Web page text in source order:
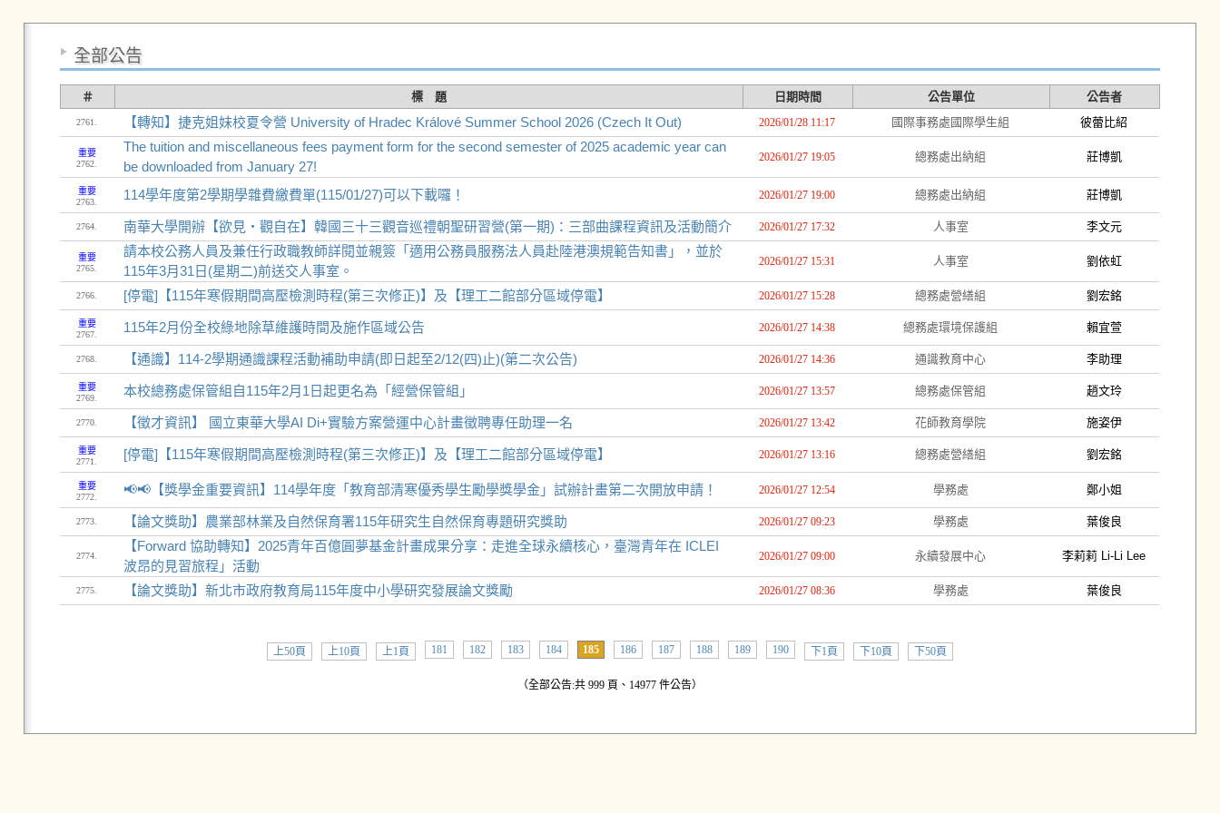
全部公告
＃ 標 題 日期時間 公告單位 公告者
2761. 【轉知】捷克姐妹校夏令營 University of Hradec Králové Summer School 2026 (Czech It Out) 2026/01/28 11:17 國際事務處國際學生組 彼蕾比紹
重要
2762.
The tuition and miscellaneous fees payment form for the second semester of 2025 academic year can
be downloaded from January 27!
2026/01/27 19:05 總務處出納組 莊博凱
重要
2763.
114學年度第2學期學雜費繳費單(115/01/27)可以下載囉！ 2026/01/27 19:00 總務處出納組 莊博凱
2764. 南華大學開辦【欲見‧觀自在】韓國三十三觀音巡禮朝聖研習營(第一期)：三部曲課程資訊及活動簡介 2026/01/27 17:32 人事室 李文元
重要
2765.
請本校公務人員及兼任行政職教師詳閱並親簽「適用公務員服務法人員赴陸港澳規範告知書」，並於
115年3月31日(星期二)前送交人事室。
2026/01/27 15:31 人事室 劉依虹
2766. [停電]【115年寒假期間高壓檢測時程(第三次修正)】及【理工二館部分區域停電】 2026/01/27 15:28 總務處營繕組 劉宏銘
重要
2767.
115年2月份全校綠地除草維護時間及施作區域公告 2026/01/27 14:38 總務處環境保護組 賴宜萱
2768. 【通識】114-2學期通識課程活動補助申請(即日起至2/12(四)止)(第二次公告) 2026/01/27 14:36 通識教育中心 李助理
重要
2769.
本校總務處保管組自115年2月1日起更名為「經營保管組」 2026/01/27 13:57 總務處保管組 趙文玲
2770. 【徵才資訊】 國立東華大學AI Di+實驗方案營運中心計畫徵聘專任助理一名 2026/01/27 13:42 花師教育學院 施姿伊
重要
2771.
[停電]【115年寒假期間高壓檢測時程(第三次修正)】及【理工二館部分區域停電】 2026/01/27 13:16 總務處營繕組 劉宏銘
重要
2772.
📢📢【獎學金重要資訊】114學年度「教育部清寒優秀學生勵學獎學金」試辦計畫第二次開放申請！ 2026/01/27 12:54 學務處 鄭小姐
2773. 【論文獎助】農業部林業及自然保育署115年研究生自然保育專題研究獎助 2026/01/27 09:23 學務處 葉俊良
2774.
【Forward 協助轉知】2025青年百億圓夢基金計畫成果分享：走進全球永續核心，臺灣青年在 ICLEI
波昂的見習旅程」活動
2026/01/27 09:00 永續發展中心 李莉莉 Li-Li Lee
2775. 【論文獎助】新北市政府教育局115年度中小學研究發展論文獎勵 2026/01/27 08:36 學務處 葉俊良
上50頁 上10頁 上1頁 181 182 183 184 185 186 187 188 189 190 下1頁 下10頁 下50頁
（全部公告:共 999 頁、14977 件公告）